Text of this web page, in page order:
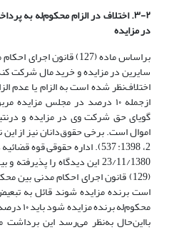
۳-۲. اختلاف در الزام محکوم
در مزایده
براساس ماده (127) قانون
سایرین در مزایده و خرید مال شرکت
اختلاف‌نظر شده‌ است به الزام یا عدم
گویای حق شرکت وی در مزایده و
اموال است. برخی حقوق‌دانان نیز از
23/11/1380 این دیدگاه را
(129) قانون اجرای احکام مدنی
است برنده مزایده شوند قائل به
محکوم‌له
بااین‌حال به‌نظر می‌رسد این برداشت